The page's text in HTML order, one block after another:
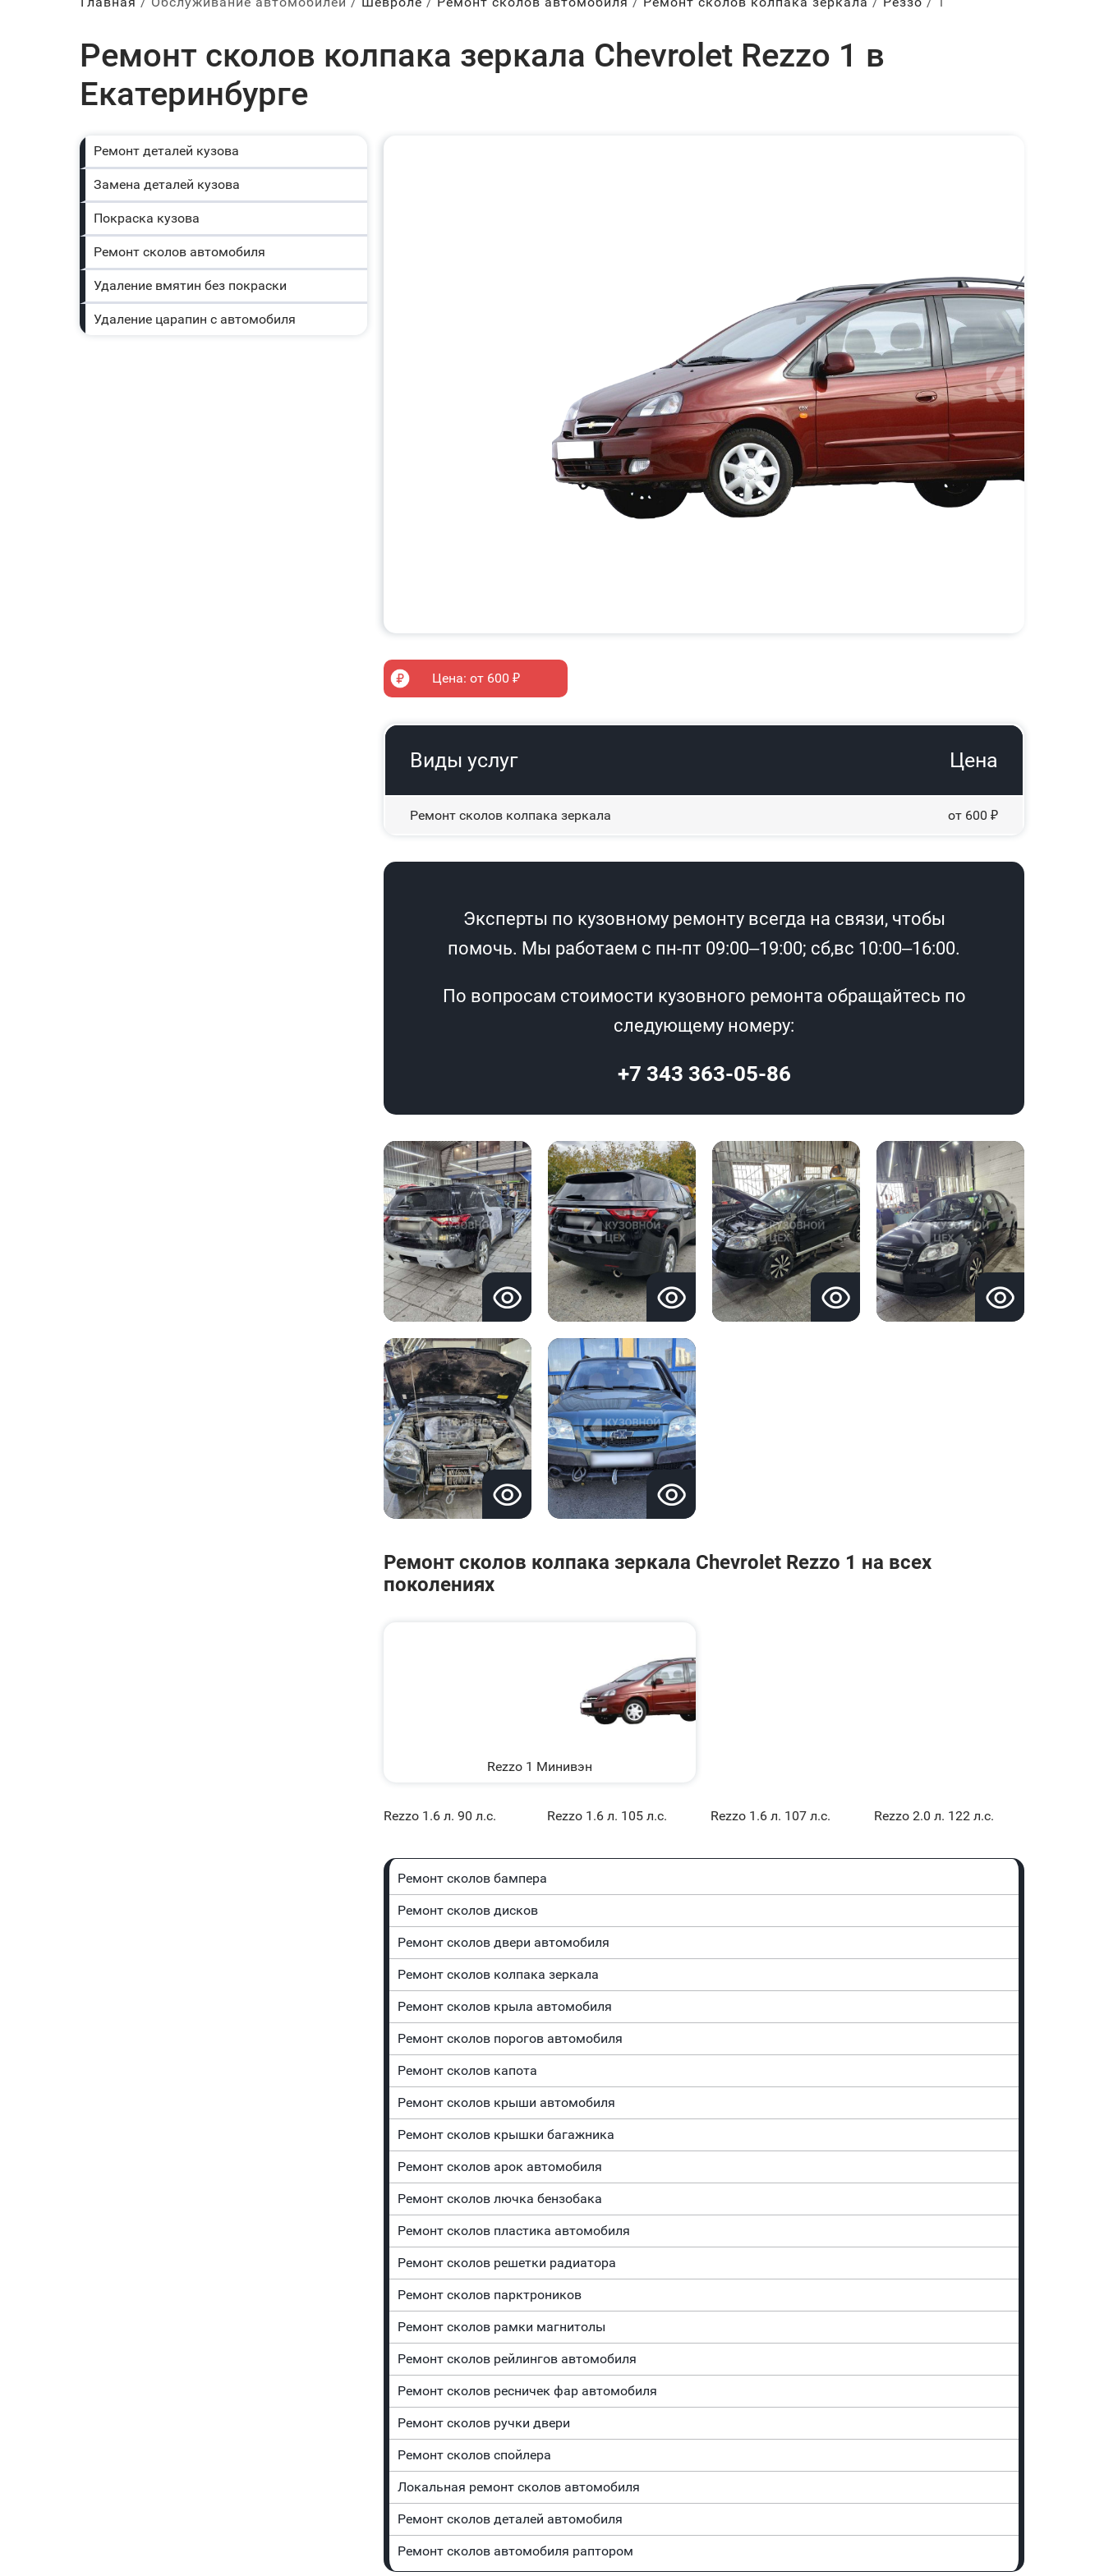
Ремонт сколов колпака зеркала Chevrolet Rezzo 1 в
Екатеринбурге
Цена: от 600 ₽
Виды услуг Цена
Ремонт сколов колпака зеркала от 600 ₽
Эксперты по кузовному ремонту всегда на связи, чтобы
помочь. Мы работаем с пн-пт 09:00–19:00; сб,вс 10:00–16:00.
По вопросам стоимости кузовного ремонта обращайтесь по
следующему номеру:
+7 343 363-05-86
Ремонт сколов колпака зеркала Chevrolet Rezzo 1 на всех
поколениях
Rezzo 1 Минивэн
Rezzo 1.6 л. 90 л.с. Rezzo 1.6 л. 105 л.с. Rezzo 1.6 л. 107 л.с. Rezzo 2.0 л. 122 л.с.
Ремонт сколов бампера
Ремонт сколов дисков
Ремонт сколов двери автомобиля
Ремонт сколов колпака зеркала
Ремонт сколов крыла автомобиля
Ремонт сколов порогов автомобиля
Ремонт сколов капота
Ремонт сколов крыши автомобиля
Ремонт сколов крышки багажника
Ремонт сколов арок автомобиля
Ремонт сколов лючка бензобака
Ремонт сколов пластика автомобиля
Ремонт сколов решетки радиатора
Ремонт сколов парктроников
Ремонт сколов рамки магнитолы
Ремонт сколов рейлингов автомобиля
Ремонт сколов ресничек фар автомобиля
Ремонт сколов ручки двери
Ремонт сколов спойлера
Локальная ремонт сколов автомобиля
Ремонт сколов деталей автомобиля
Ремонт сколов автомобиля раптором
Ремонт деталей кузова
Замена деталей кузова
Покраска кузова
Ремонт сколов автомобиля
Удаление вмятин без покраски
Удаление царапин с автомобиля